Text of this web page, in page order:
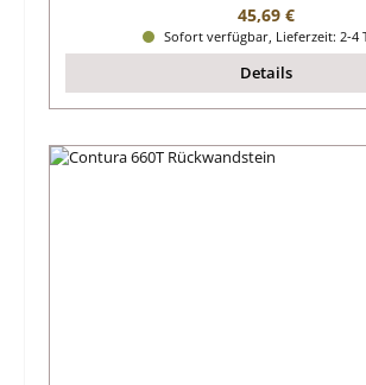
Regulärer Preis:
45,69 €
Sofort verfügbar, Lieferzeit: 2-4
Details